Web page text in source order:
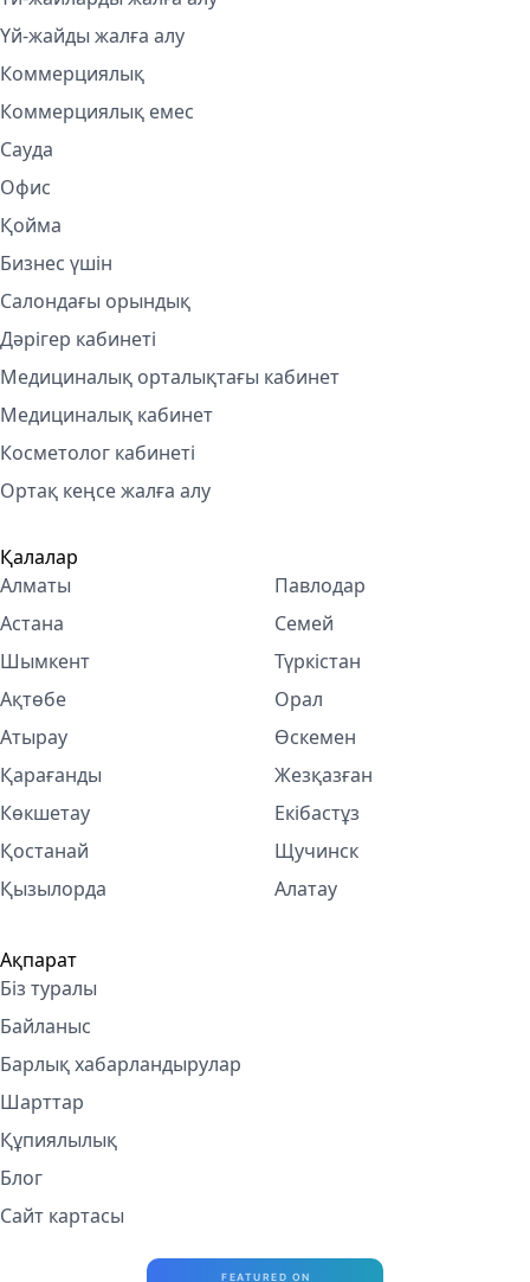
Үй-жайды жалға алу
Коммерциялық
Коммерциялық емес
Сауда
Офис
Қойма
Бизнес үшін
Салондағы орындық
Дәрігер кабинеті
Медициналық орталықтағы кабинет
Медициналық кабинет
Косметолог кабинетi
Ортақ кеңсе жалға алу
Қалалар
Алматы
Астана
Шымкент
Ақтөбе
Атырау
Қарағанды
Көкшетау
Қостанай
Қызылорда
Павлодар
Семей
Түркістан
Орал
Өскемен
Жезқазған
Екібастұз
Щучинск
Алатау
Ақпарат
Біз туралы
Байланыс
Барлық хабарландырулар
Шарттар
Құпиялылық
Блог
Сайт картасы